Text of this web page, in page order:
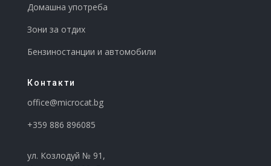
Домашна употреба
Зони за отдих
Бензиностанции и автомобили
Контакти
office@microcat.bg
+359 886 896085
ул. Козлодуй № 91,